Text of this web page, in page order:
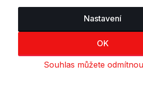
Nastavení
OK
Souhlas můžete